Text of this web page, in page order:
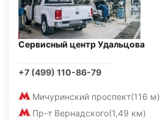
Сервисный центр Удальцова
+7 (499) 110-86-79
Мичуринский проспект(116 м)
Пр-т Вернадского(1,49 км)